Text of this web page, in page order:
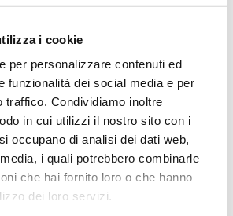
i cookie
per personalizzare contenuti ed
funzionalità dei social media e per
traffico. Condividiamo inoltre
in cui utilizzi il nostro sito con i
occupano di analisi dei dati web,
i quali potrebbero combinarle
che hai fornito loro o che hanno
dei loro servizi.
SASSO
Fonte Cerreto AQ